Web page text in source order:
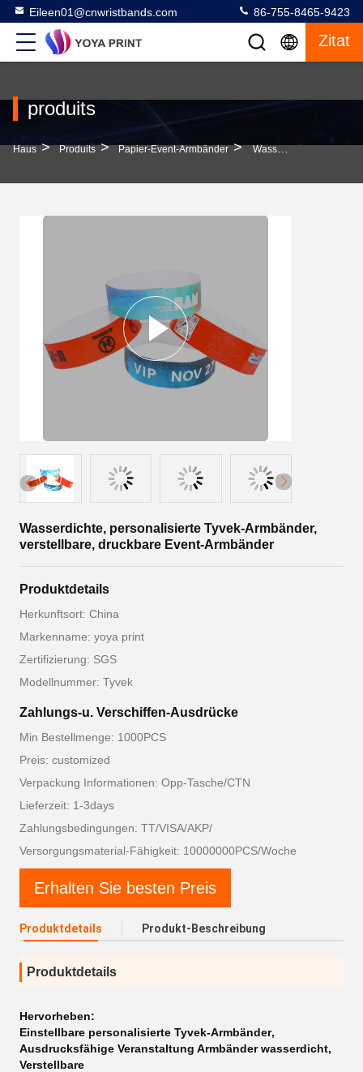
Eileen01@cnwristbands.com 86-755-8465-9423
Zitat
produits
Haus > Produits > Papier-Event-Armbänder > Wasserdichte, Personalisierte Tyvek-Armbänder, Verstellbare, Druckbare Event-Armbänder
Wasserdichte, personalisierte Tyvek-Armbänder,
verstellbare, druckbare Event-Armbänder
Produktdetails
Herkunftsort: China
Markenname: yoya print
Zertifizierung: SGS
Modellnummer: Tyvek
Zahlungs-u. Verschiffen-Ausdrücke
Min Bestellmenge: 1000PCS
Preis: customized
Verpackung Informationen: Opp-Tasche/CTN
Lieferzeit: 1-3days
Zahlungsbedingungen: TT/VISA/AKP/
Versorgungsmaterial-Fähigkeit: 10000000PCS/Woche
Erhalten Sie besten Preis
Produktdetails Produkt-Beschreibung
Produktdetails
Hervorheben:
Einstellbare personalisierte Tyvek-Armbänder,
Ausdrucksfähige Veranstaltung Armbänder wasserdicht,
Verstellbare